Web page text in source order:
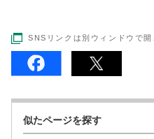
SNSリンクは別ウィンドウで開
似たページを探す